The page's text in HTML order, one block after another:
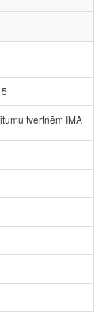
tvertnēm IMA